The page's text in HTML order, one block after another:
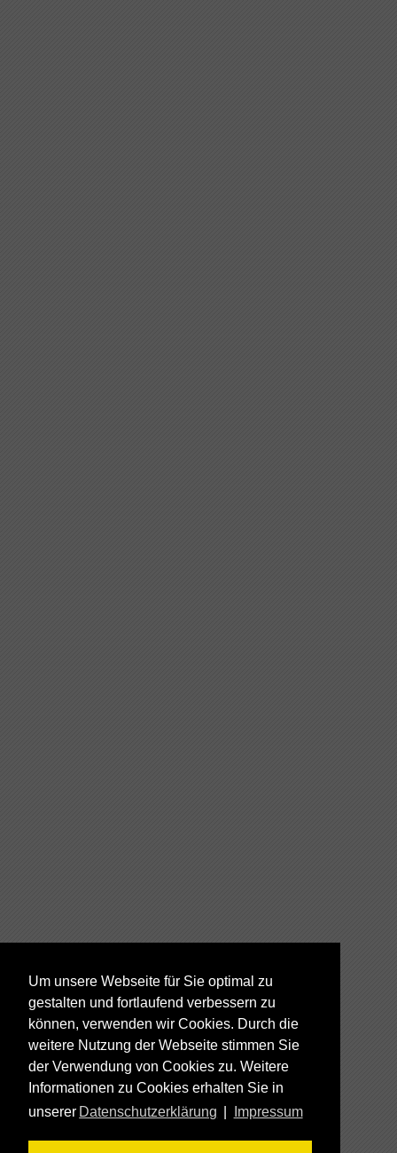
Um unsere Webseite für Sie optimal zu
gestalten und fortlaufend verbessern zu
können, verwenden wir Cookies. Durch die
weitere Nutzung der Webseite stimmen Sie
der Verwendung von Cookies zu. Weitere
Informationen zu Cookies erhalten Sie in
unserer Datenschutzerklärung Impressum